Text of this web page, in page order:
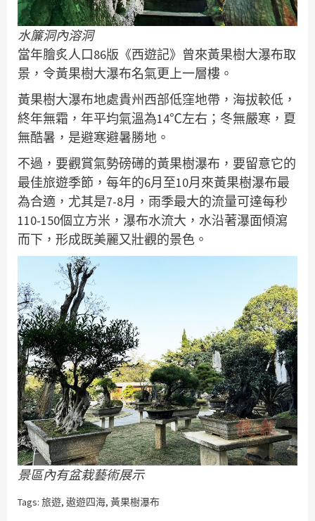
水簾洞內溶洞
當年膾炙人口86版《西遊記》曾來黃果樹大瀑布取
景，令黃果樹大瀑布名氣更上一層樓。
黃果樹大瀑布地處貴州西部低窪地帶，海拔較低，
終年無霜，年平均氣溫為14℃左右；冬無嚴寒，夏
無酷暑，是避寒避暑勝地。
不過，要觀賞氣勢磅礡的黃果樹瀑布，要留意它的
最佳旅遊季節，每年的6月至10月來黃果樹瀑布最
為合適，尤其是7-8月，雨季最大的流量可達每秒
110-150個立方米，瀑布水流大，水沿著瀑面傾瀉
而下，形成既美麗又壯觀的景色。
景區內有盆栽藝術展示
Tags: 旅遊, 遨遊四海, 黃果樹瀑布